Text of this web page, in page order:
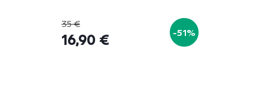
35 €
16,90 € -51%